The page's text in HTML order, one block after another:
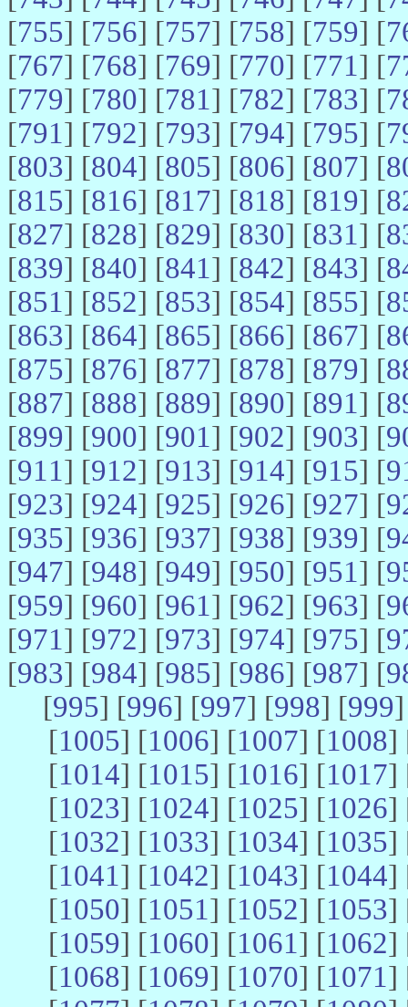
[755] [756] [757] [758] [759] [
[767] [768] [769] [770] [771] [
[779] [780] [781] [782] [783] [
[791] [792] [793] [794] [795] [
[803] [804] [805] [806] [807] [
[815] [816] [817] [818] [819] [
[827] [828] [829] [830] [831] [
[839] [840] [841] [842] [843] [
[851] [852] [853] [854] [855] [
[863] [864] [865] [866] [867] [
[875] [876] [877] [878] [879] [
[887] [888] [889] [890] [891] [
[899] [900] [901] [902] [903] [
[911] [912] [913] [914] [915] [
[923] [924] [925] [926] [927] [
[935] [936] [937] [938] [939] [
[947] [948] [949] [950] [951] [
[959] [960] [961] [962] [963] [
[971] [972] [973] [974] [975] [
[983] [984] [985] [986] [987] [
[995] [996] [997] [998] [999
[1005] [1006] [1007] [1008]
[1014] [1015] [1016] [1017]
[1023] [1024] [1025] [1026]
[1032] [1033] [1034] [1035]
[1041] [1042] [1043] [1044]
[1050] [1051] [1052] [1053]
[1059] [1060] [1061] [1062]
[1068] [1069] [1070] [1071]